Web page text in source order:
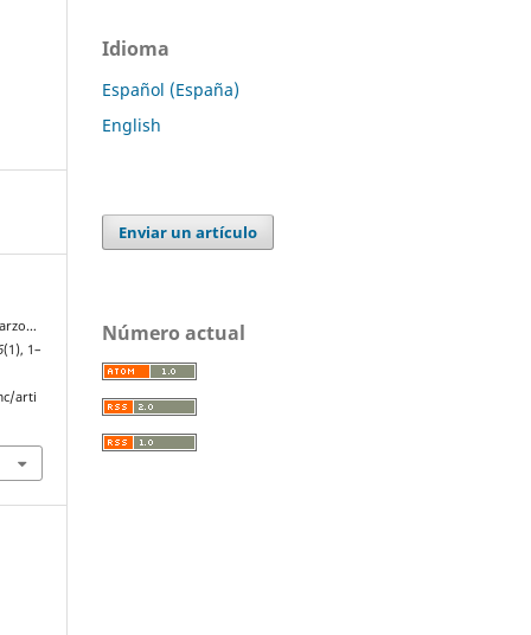
(1), 1–
arti
Idioma
Español (España)
English
Enviar un artículo
Número actual